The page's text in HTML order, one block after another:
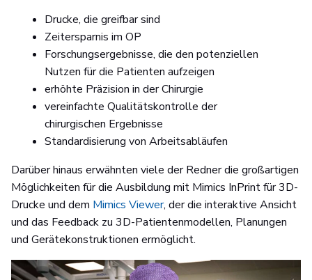
Drucke, die greifbar sind
Zeitersparnis im OP
Forschungsergebnisse, die den potenziellen
Nutzen für die Patienten aufzeigen
erhöhte Präzision in der Chirurgie
vereinfachte Qualitätskontrolle der
chirurgischen Ergebnisse
Standardisierung von Arbeitsabläufen
Darüber hinaus erwähnten viele der Redner die großartigen
Möglichkeiten für die Ausbildung mit Mimics InPrint für 3D-
Drucke und dem Mimics Viewer, der die interaktive Ansicht
und das Feedback zu 3D-Patientenmodellen, Planungen
und Gerätekonstruktionen ermöglicht.